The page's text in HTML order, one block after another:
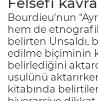
Bourdieu'nun
hem de
belirten Ünsaldı,
edilme biçiminin
belirlediğini
usulünü
kitabında